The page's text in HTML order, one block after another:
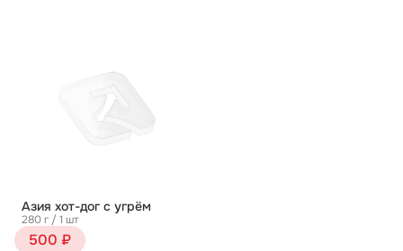
Азия хот-дог с угрём
280 г / 1 шт
500 ₽